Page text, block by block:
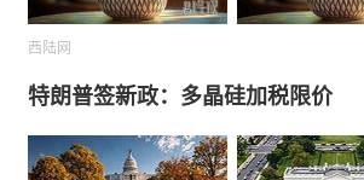
西陆网
特朗普签新政：多晶硅加税限价